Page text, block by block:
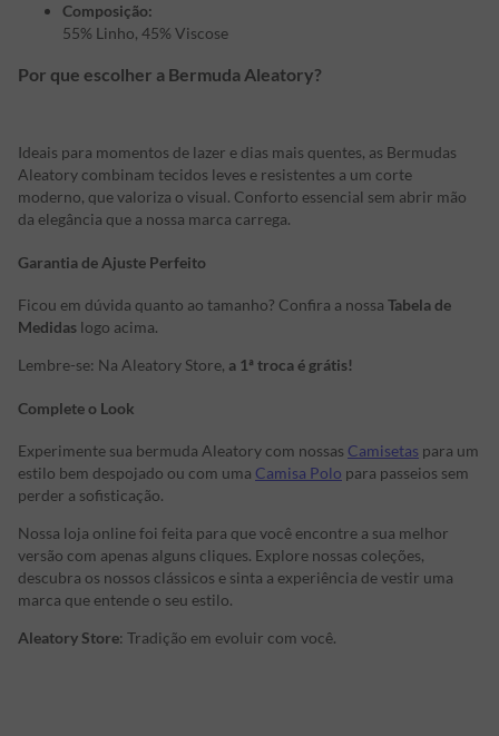
Composição:
55% Linho, 45% Viscose
Por que escolher a Bermuda Aleatory?
Ideais para momentos de lazer e dias mais quentes, as Bermudas
Aleatory combinam tecidos leves e resistentes a um corte
moderno, que valoriza o visual. Conforto essencial sem abrir mão
da elegância que a nossa marca carrega.
Garantia de Ajuste Perfeito
Ficou em dúvida quanto ao tamanho? Confira a nossa Tabela de
Medidas logo acima.
Lembre-se: Na Aleatory Store, a 1ª troca é grátis!
Complete o Look
Experimente sua bermuda Aleatory com nossas Camisetas para um
estilo bem despojado ou com uma Camisa Polo para passeios sem
perder a sofisticação.
Nossa loja online foi feita para que você encontre a sua melhor
versão com apenas alguns cliques. Explore nossas coleções,
descubra os nossos clássicos e sinta a experiência de vestir uma
marca que entende o seu estilo.
Aleatory Store: Tradição em evoluir com você.